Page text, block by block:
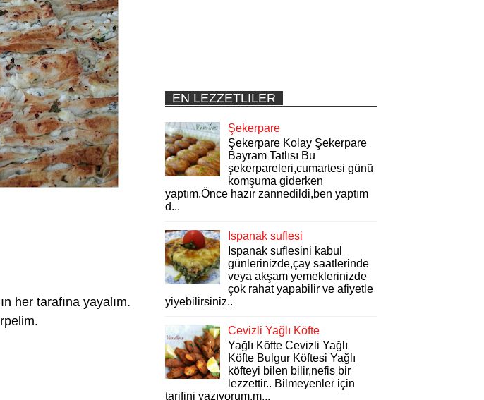
her tarafına yayalım.
EN LEZZETLILER
Şekerpare
Şekerpare Kolay Şekerpare
Bayram Tatlısı Bu
şekerpareleri,cumartesi günü
komşuma giderken
yaptım.Önce hazır zannedildi,ben yaptım
d...
Ispanak suflesi
Ispanak suflesini kabul
günlerinizde,çay saatlerinde
veya akşam yemeklerinizde
çok rahat yapabilir ve afiyetle
yiyebilirsiniz..
Cevizli Yağlı Köfte
Yağlı Köfte Cevizli Yağlı
Köfte Bulgur Köftesi Yağlı
köfteyi bilen bilir,nefis bir
lezzettir.. Bilmeyenler için
tarifini yazıyorum,m...